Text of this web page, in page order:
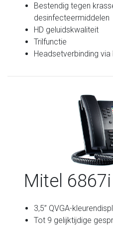
Bestendig tegen
desinfecteermiddelen
HD geluidskwaliteit
Trilfunctie
Headsetverbinding
Mitel 6867i
3,5” QVGA-
Tot 9 gelijktijdige